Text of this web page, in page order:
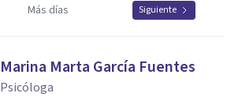
Más días Siguiente
Marina Marta García Fuentes
Psicóloga